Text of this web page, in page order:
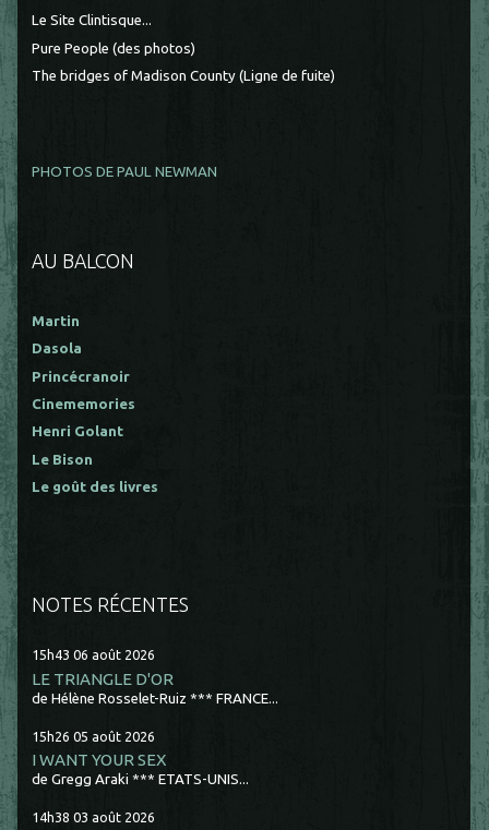
Le Site Clintisque...
Pure People (des photos)
The bridges of Madison County (Ligne de fuite)
PHOTOS DE PAUL NEWMAN
AU BALCON
Martin
Dasola
Princécranoir
Cinememories
Henri Golant
Le Bison
Le goût des livres
NOTES RÉCENTES
15h43 06 août 2026
LE TRIANGLE D'OR
de Hélène Rosselet-Ruiz *** FRANCE...
15h26 05 août 2026
I WANT YOUR SEX
de Gregg Araki *** ETATS-UNIS...
14h38 03 août 2026